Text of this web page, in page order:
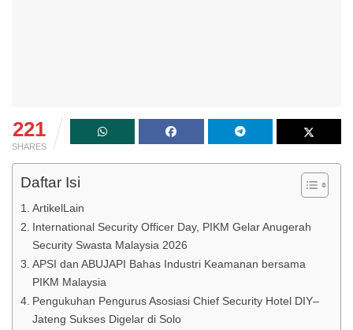
221
SHARES
Daftar Isi
ArtikelLain
International Security Officer Day, PIKM Gelar Anugerah
Security Swasta Malaysia 2026
APSI dan ABUJAPI Bahas Industri Keamanan bersama
PIKM Malaysia
Pengukuhan Pengurus Asosiasi Chief Security Hotel DIY–
Jateng Sukses Digelar di Solo